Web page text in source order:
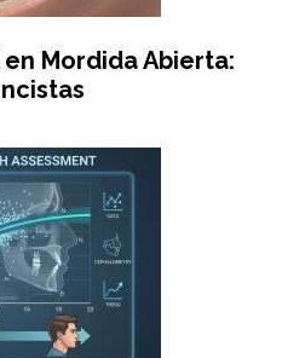
Mordida Abierta: